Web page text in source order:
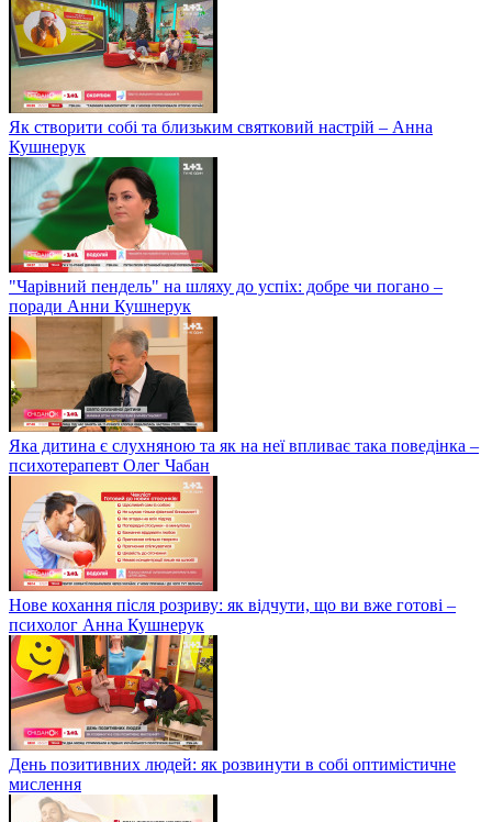
Як створити собі та близьким святковий настрій – Анна
Кушнерук
"Чарівний пендель" на шляху до успіх: добре чи погано –
поради Анни Кушнерук
Яка дитина є слухняною та як на неї впливає така поведінка –
психотерапевт Олег Чабан
Нове кохання після розриву: як відчути, що ви вже готові –
психолог Анна Кушнерук
День позитивних людей: як розвинути в собі оптимістичне
мислення